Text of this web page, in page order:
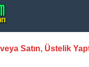
Satın, Üstelik